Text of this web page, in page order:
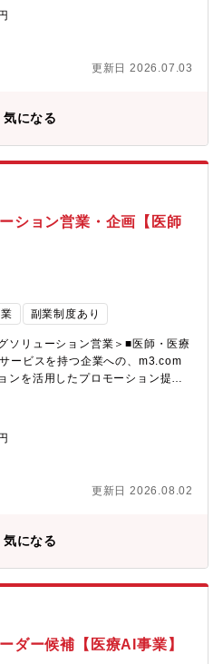
る■直販部隊やCS部門と密に連携
ー企業の営業担当者が自走して拡
画、専用販促ツールの提供など、
としてフィードバックする■SFAを
医療DX市場で事業パートナーモ
営会議レベルで議論される販売戦
数社を巻き込むプロジェクトマネ
の事業責任者/BizDev責任者への
】■パートナーセールス部隊拡大に
事業開発ポジション■パートナー
横断）【MEDIXSの特徴】
の先駆けであり、調剤薬局に必
業務フローを拡張する機能を有
ロダクトです。薬歴システム/かか
は、同社が開発した次世代決
中でも本ポジションでは、fincode
のアライアンス戦略の企画・実行
事業者・業界プラットフォーマ
【業務内容】■アラ
機関を中心とした大手企業・成長
協業スキームの企画・推進■提携
（提携交渉、契約・リリースプロ
ロダクトの企画■提携効果のモニ
（経営層向け資料作成・報告を含
ビスローンチ以降、fincodeは順
年にはみずほ銀行との業務提携を
開を開始しました。今後はこの成
ェーズに入っています。その中核
して、共に次世代の決済インフラ
す。【組織について】GMOイプシ
ます。【特徴・強み】■自社開発の
銀行・SaaS・FinTech企業との協
メントゲートウェイグループの信
い決済エコシステムの構築に挑戦
ロジーの交差点で、事業企画・プ
約50名規模の組織で、経営層とも
画・営業・開発が一体となった横
る【経験できるキャリア・習得で
マーケット知識・エコシステム構
更新日 2026.07.03
気になる
ション営業・企画【医師
副業制度あり
ソリューション営業＞■医師・医療
ービスを持つ企業への、m3.com
ンを活用したプロモーション提案■
イアント要件に応じたソリューシ
び協同事業の企画・推進＞■入社
中長期的な取り組みとして、外部
規事業の創出にトライ■事業プラン
る経験が得られます【募集背景】
バー）や薬剤師、技師、看護師な
いただいています。ドクターベネ
、不動産など様々なカテゴリーで
を提供。また、さらなるサービス
、外部パートナー企業とのアライ
。私達と一緒にスピード感を持っ
集しています。【ミッション】医
報の開発・提供と、広告主への価
更新日 2026.08.02
気になる
ダー候補【医療AI事業】